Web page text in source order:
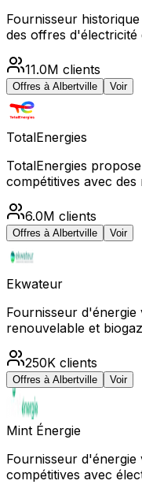
Fournisseur
des offres d'électricité
11.0M clients
Offres à Albertville Voir
TotalEnergies
TotalEnergies
compétitives avec
6.0M clients
Offres à Albertville Voir
Ekwateur
Fournisseur
renouvelable et
250K clients
Offres à Albertville Voir
Mint Énergie
Fournisseur
compétitives avec